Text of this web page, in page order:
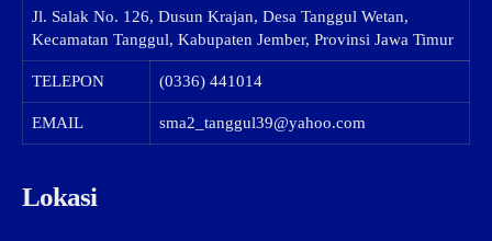
Jl. Salak No. 126, Dusun Krajan, Desa Tanggul Wetan,
Kecamatan Tanggul, Kabupaten Jember, Provinsi Jawa Timur
TELEPON (0336) 441014
EMAIL sma2_tanggul39@yahoo.com
Lokasi